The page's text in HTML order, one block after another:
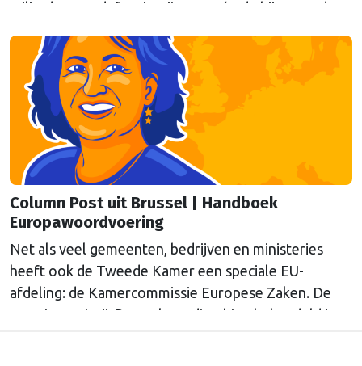
miljarden aan defensie-uitgaven, én de bijpassende
kritisch.
Column Post uit Brussel | Handboek
Europawoordvoering
Net als veel gemeenten, bedrijven en ministeries
heeft ook de Tweede Kamer een speciale EU-
afdeling: de Kamercommissie Europese Zaken. De
meeste post uit Brussel wordt echter behandeld in